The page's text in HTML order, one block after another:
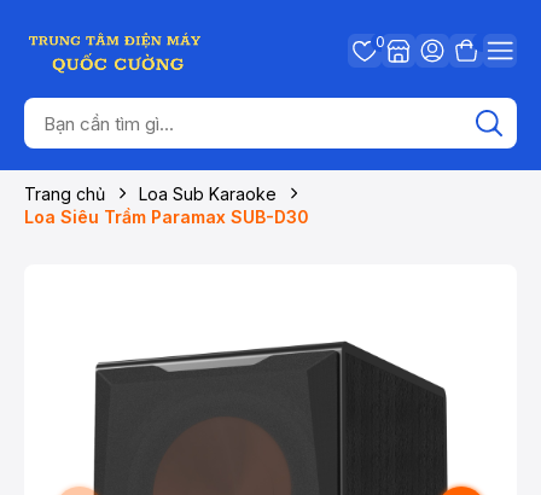
0
Trang chủ
Loa Sub Karaoke
Loa Siêu Trầm Paramax SUB-D30